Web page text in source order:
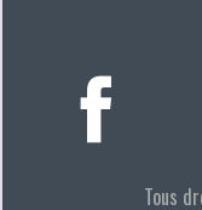
Tous